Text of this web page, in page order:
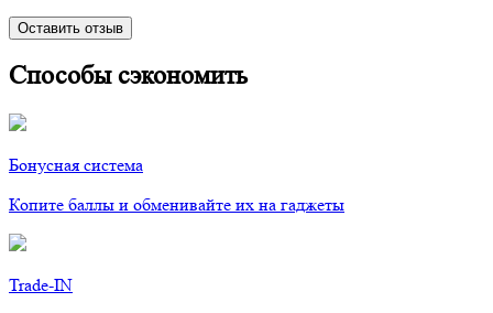
Оставить отзыв
Способы сэкономить
Бонусная система
Копите баллы и обменивайте их на гаджеты
Trade-IN